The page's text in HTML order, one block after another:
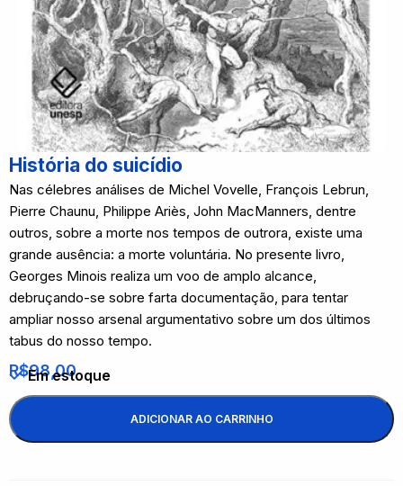
História do suicídio
Nas célebres análises de Michel Vovelle, François Lebrun,
Pierre Chaunu, Philippe Ariès, John MacManners, dentre
outros, sobre a morte nos tempos de outrora, existe uma
grande ausência: a morte voluntária. No presente livro,
Georges Minois realiza um voo de amplo alcance,
debruçando-se sobre farta documentação, para tentar
ampliar nosso arsenal argumentativo sobre um dos últimos
tabus do nosso tempo.
R$98,00
Em estoque
ADICIONAR AO CARRINHO